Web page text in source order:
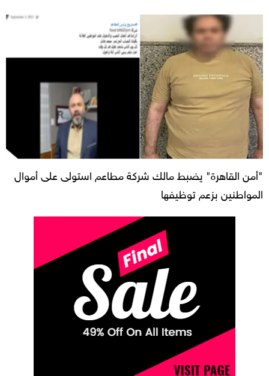
"أمن القاهرة" يضبط مالك شركة مطاعم استولى على أموال
المواطنين بزعم توظيفها